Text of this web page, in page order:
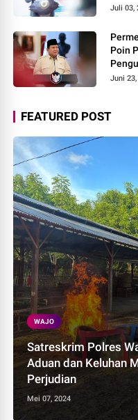
Juli 03,
Poin
Juni
FEATURED POST
WAJO
Satreskrim Polres
Aduan dan Keluhan
Perjudian
Mei 07, 2024